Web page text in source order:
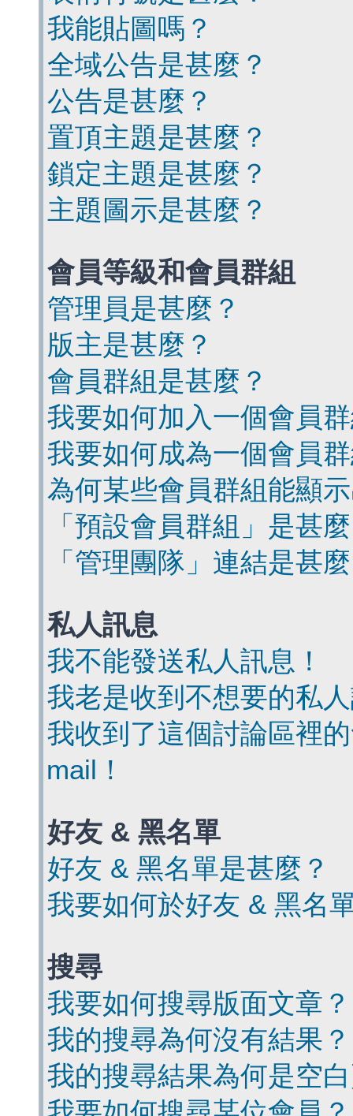
我能貼圖嗎？
全域公告是甚麼？
公告是甚麼？
置頂主題是甚麼？
鎖定主題是甚麼？
主題圖示是甚麼？
會員等級和會員群組
管理員是甚麼？
版主是甚麼？
會員群組是甚麼？
我要如何加入一個會員
我要如何成為一個會員
為何某些會員群組能顯
「預設會員群組」是甚
「管理團隊」連結是甚
私人訊息
我不能發送私人訊息！
我老是收到不想要的私
我收到了這個討論區裡
mail！
好友 & 黑名單
好友 & 黑名單是甚麼？
我要如何於好友 & 黑名
搜尋
我要如何搜尋版面文章？
我的搜尋為何沒有結果？
我的搜尋結果為何是空